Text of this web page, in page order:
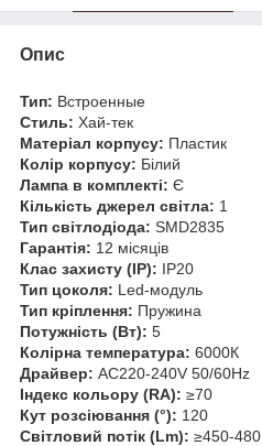
Опис
Тип: Встроенные
Стиль: Хай-тек
Матеріал корпусу: Пластик
Колір корпусу: Білий
Лампа в комплекті: Є
Кількість джерел світла: 1
Тип світлодіода: SMD2835
Гарантія: 12 місяців
Клас захисту (IP): IP20
Тип цоколя: Led-модуль
Тип кріплення: Пружина
Потужність (Вт): 5
Колірна температура: 6000К
Драйвер: AC220-240V 50/60Hz
Індекс кольору (RA): ≥70
Кут розсіювання (°): 120
Світловий потік (Lm): ≥450-480